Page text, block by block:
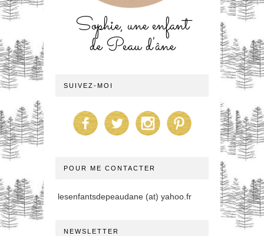
Sophie, une enfant
de Peau d'âne
SUIVEZ-MOI
POUR ME CONTACTER
lesenfantsdepeaudane (at) yahoo.fr
NEWSLETTER